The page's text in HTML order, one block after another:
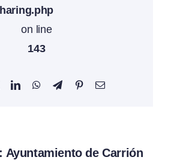
on line
143
LinkedInWhatsAppTelegramPinterestCorreo
Ayuntamiento de Carrión